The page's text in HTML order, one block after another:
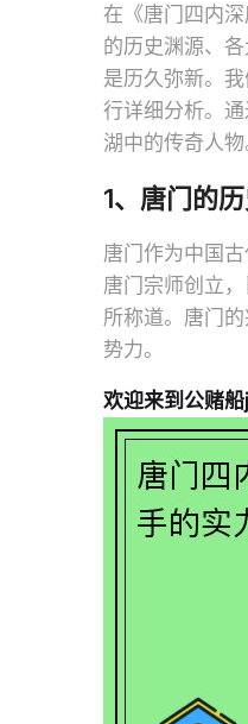
在《唐门四内
的历史渊源、
是历久弥新。
行详细分析。
湖中的传奇人物
1、唐门的
唐门作为中国
唐门宗师创立
所称道。唐门
势力。
欢迎来到公赌